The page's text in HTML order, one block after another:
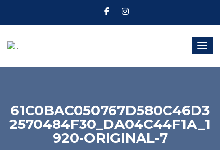
61C0BAC050767D580C46D3
2570484F30_DA04C44F1A_1
920-ORIGINAL-7